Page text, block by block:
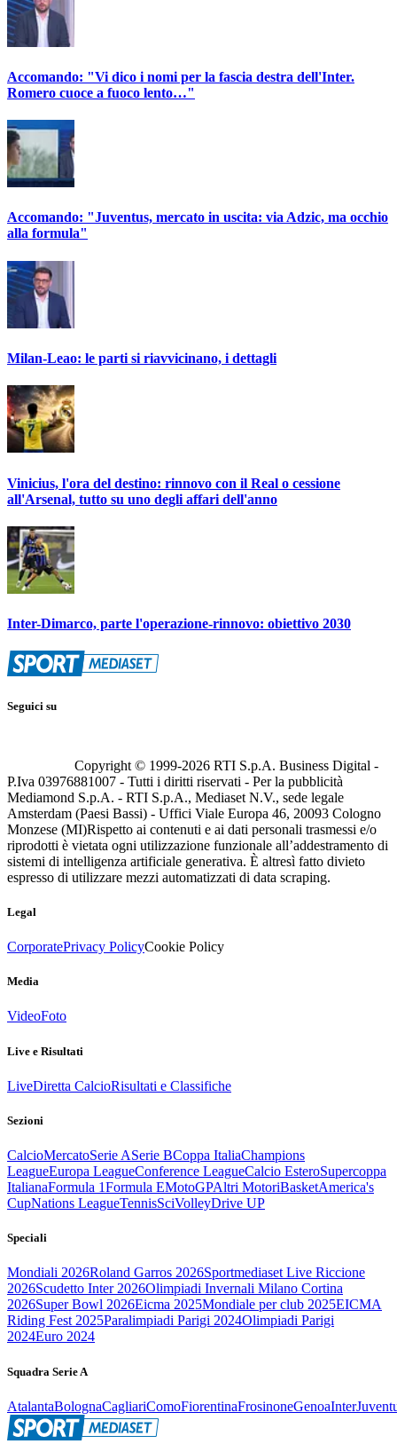
Accomando: "Vi dico i nomi per la fascia destra dell'Inter.
Romero cuoce a fuoco lento…"
Accomando: "Juventus, mercato in uscita: via Adzic, ma occhio
alla formula"
Milan-Leao: le parti si riavvicinano, i dettagli
Vinicius, l'ora del destino: rinnovo con il Real o cessione
all'Arsenal, tutto su uno degli affari dell'anno
Inter-Dimarco, parte l'operazione-rinnovo: obiettivo 2030
Seguici su
Copyright © 1999-2026 RTI S.p.A. Business Digital -
P.Iva 03976881007 - Tutti i diritti riservati - Per la pubblicità
Mediamond S.p.A. - RTI S.p.A., Mediaset N.V., sede legale
Amsterdam (Paesi Bassi) - Uffici Viale Europa 46, 20093 Cologno
Monzese (MI)Rispetto ai contenuti e ai dati personali trasmessi e/o
riprodotti è vietata ogni utilizzazione funzionale all’addestramento di
sistemi di intelligenza artificiale generativa. È altresì fatto divieto
espresso di utilizzare mezzi automatizzati di data scraping.
Legal
CorporatePrivacy PolicyCookie Policy
Media
VideoFoto
Live e Risultati
LiveDiretta CalcioRisultati e Classifiche
Sezioni
CalcioMercatoSerie ASerie BCoppa ItaliaChampions
LeagueEuropa LeagueConference LeagueCalcio EsteroSupercoppa
ItalianaFormula 1Formula EMotoGPAltri MotoriBasketAmerica's
CupNations LeagueTennisSciVolleyDrive UP
Speciali
Mondiali 2026Roland Garros 2026Sportmediaset Live Riccione
2026Scudetto Inter 2026Olimpiadi Invernali Milano Cortina
2026Super Bowl 2026Eicma 2025Mondiale per club 2025EICMA
Riding Fest 2025Paralimpiadi Parigi 2024Olimpiadi Parigi
2024Euro 2024
Squadra Serie A
AtalantaBolognaCagliariComoFiorentinaFrosinoneGenoaInter